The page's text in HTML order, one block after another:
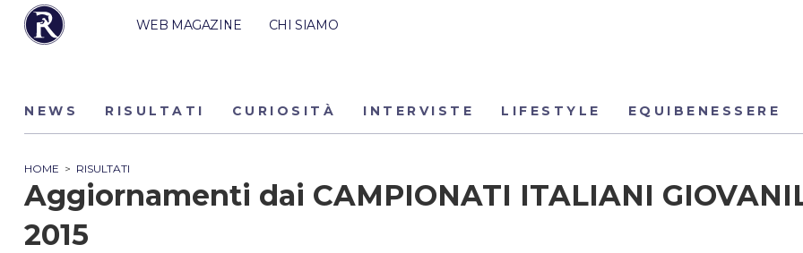
WEB MAGAZINE CHI SIAMO
NEWS RISULTATI CURIOSITÀ INTERVISTE LIFESTYLE EQUIBENESSERE
HOME > RISULTATI
Aggiornamenti dai CAMPIONATI ITALIANI
2015